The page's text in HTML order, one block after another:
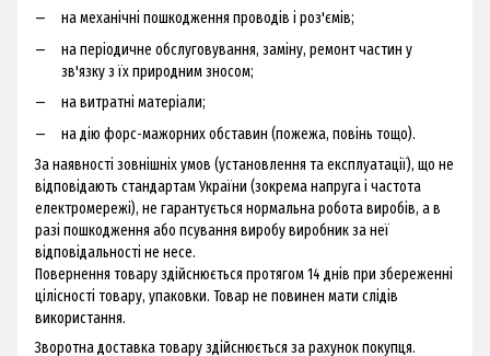
на механічні пошкодження проводів і роз'ємів;
на періодичне обслуговування, заміну, ремонт частин у
зв'язку з їх природним зносом;
на витратні матеріали;
на дію форс-мажорних обставин (пожежа, повінь тощо).
За наявності зовнішніх умов (установлення та експлуатації), що не
відповідають стандартам України (зокрема напруга і частота
електромережі), не гарантується нормальна робота виробів, а в
разі пошкодження або псування виробу виробник за неї
відповідальності не несе.
Повернення товару здійснюється протягом 14 днів при збереженні
цілісності товару, упаковки. Товар не повинен мати слідів
використання.
Зворотна доставка товару здійснюється за рахунок покупця.